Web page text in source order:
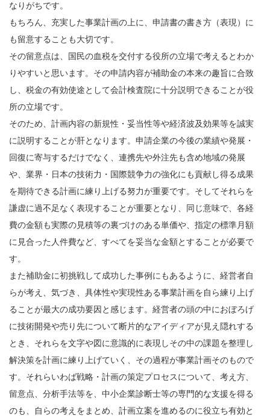
なりがちです。
もちろん、充実した事業計画の上に、申請書の書き方（表現）に
も留意することも大切です。
その留意点は、国民の血税を交付する役所の立場で考えるとわか
りやすいと思います。その申請内容が補助金の本来の趣旨に合致
し、税金の有効使途として会計検査院に十分説明できることが役
所の立場です。
そのため、計画内容の新規性・妥当性等や経済波及効果等を誠実
に説明することが肝となります。申請企業の今後の業績や発展・
回復に寄与するだけでなく、連携先や外注先も含め地域の発展
や、業界・日本の技術力・国際競争力の強化にも貢献し得る成果
を期待できる計画に練り上げる努力が重要です。そしてそれらを
謙虚に過不足なく表現することが重要となり、同じ意味で、各経
費の金額も実際の見積等の裏づけのある単価や、指定の標準月額
に見合った人件費など、すべてを妥当な金額とすることが必要で
す。
また補助金に初挑戦して成功した事例にもあるように、経営者自
らが考え、気づき、具体性や実現性ある事業計画を自ら練り上げ
ることが最大の成功要因と感じます。経営者の頭の中におぼろげ
に技術開発や売り先について断片的なアイディアが見え隠れする
とき、それらを文字や図に意識的に表現しその中の課題を整理し
解決策を計画に練り上げていく、その過程が事業計画そのもので
す。それらいわば戦略・計画の策定プロセスについて、考え方、
留意点、分析手法等を、中小企業診断士等の専門的な支援を得る
のも、自らの考えをまとめ、計画立案を進めるのに役立ち有効と